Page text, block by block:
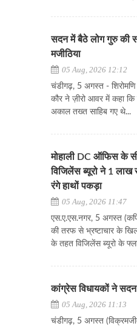
सदन में बैठे लोग गुरु की
मजीठिया
05 Aug, 2026 12:12
चंडीगढ़, 5 अगस्त -
कौर ने ज़ीरो आवर में कहा
अकाल तख्त साहिब गए थे...
मोहाली DC ऑफिस के
विजिलेंस ब्यूरो ने 1 लाख
रंगे हाथों पकड़ा
05 Aug, 2026 11:47
एस.ए.एस.नगर, 5 अगस्त
की तरफ से भ्रष्टाचार के
के तहत विजिलेंस ब्यूरो के
कांग्रेस विधायकों ने
05 Aug, 2026 11:13
चंडीगढ़, 5 अगस्त